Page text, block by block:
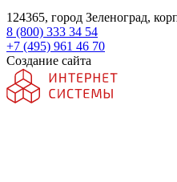
124365, город Зеленоград,
8 (800) 333 34 54
+7 (495) 961 46 70
Создание сайта